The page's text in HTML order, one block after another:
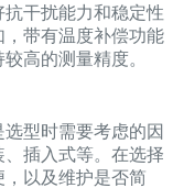
干扰能力和稳定性
带有温度补偿功能
高的测量精度。
型时需要考虑的因
插入式等。在选择
以及维护是否简